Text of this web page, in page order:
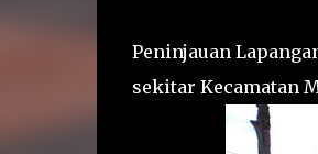
Peninjauan
sekitar Kecamatan